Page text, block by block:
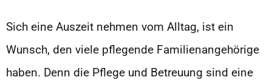
Sich eine Auszeit nehmen vom Alltag, ist ein
Wunsch, den viele pflegende Familienangehörige
haben. Denn die Pflege und Betreuung sind eine